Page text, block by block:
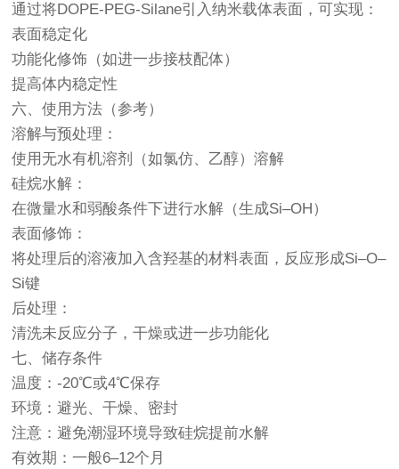
通过将DOPE-PEG-Silane引入纳米载体表面，可实现：
表面稳定化
功能化修饰（如进一步接枝配体）
提高体内稳定性
六、使用方法（参考）
溶解与预处理：
使用无水有机溶剂（如氯仿、乙醇）溶解
硅烷水解：
在微量水和弱酸条件下进行水解（生成Si–OH）
表面修饰：
将处理后的溶液加入含羟基的材料表面，反应形成Si–O–
Si键
后处理：
清洗未反应分子，干燥或进一步功能化
七、储存条件
温度：-20℃或4℃保存
环境：避光、干燥、密封
注意：避免潮湿环境导致硅烷提前水解
有效期：一般6–12个月